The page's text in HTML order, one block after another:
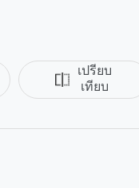
เปรียบ
เทียบ